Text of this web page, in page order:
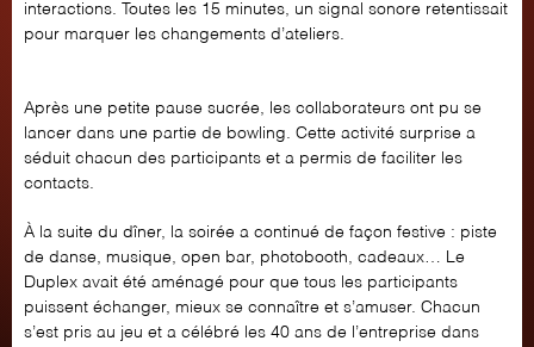
interactions. Toutes les 15 minutes, un signal sonore retentissait
pour marquer les changements d’ateliers.
Après une petite pause sucrée, les collaborateurs ont pu se
lancer dans une partie de bowling. Cette activité surprise a
séduit chacun des participants et a permis de faciliter les
contacts.
À la suite du dîner, la soirée a continué de façon festive : piste
de danse, musique, open bar, photobooth, cadeaux… Le
Duplex avait été aménagé pour que tous les participants
puissent échanger, mieux se connaître et s’amuser. Chacun
s’est pris au jeu et a célébré les 40 ans de l’entreprise dans